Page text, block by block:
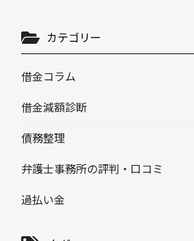
カテゴリー
借金コラム
借金減額診断
債務整理
弁護士事務所の評判・口コミ
過払い金